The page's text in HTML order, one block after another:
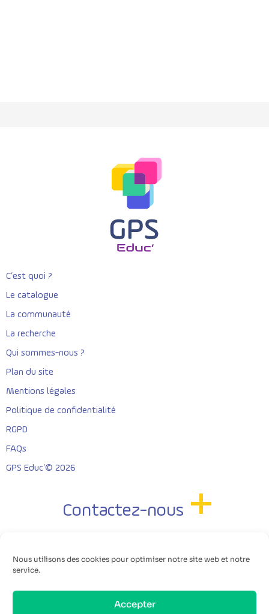
Nous utilisons des cookies pour optimiser notre site web et notre
service.
Accepter
C’est quoi ?
Le catalogue
La communauté
La recherche
Qui sommes-nous ?
Plan du site
Mentions légales
Politique de confidentialité
RGPD
FAQs
GPS Educ’© 2026
Contactez-nous